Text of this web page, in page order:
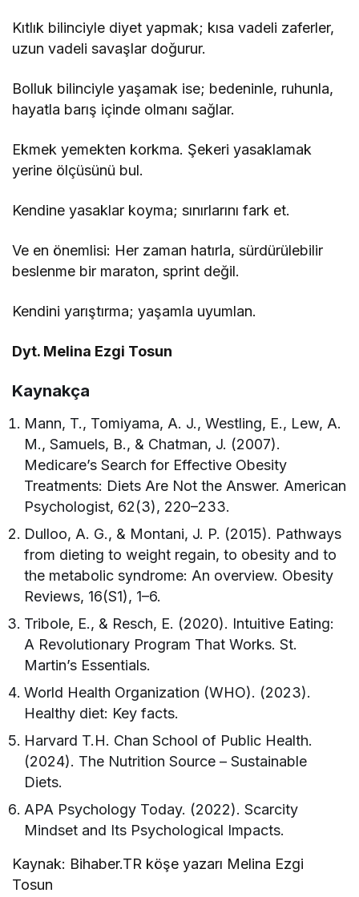
Kıtlık bilinciyle diyet yapmak; kısa vadeli zaferler,
uzun vadeli savaşlar doğurur.
Bolluk bilinciyle yaşamak ise; bedeninle, ruhunla,
hayatla barış içinde olmanı sağlar.
Ekmek yemekten korkma. Şekeri yasaklamak
yerine ölçüsünü bul.
Kendine yasaklar koyma; sınırlarını fark et.
Ve en önemlisi: Her zaman hatırla, sürdürülebilir
beslenme bir maraton, sprint değil.
Kendini yarıştırma; yaşamla uyumlan.
Dyt. Melina Ezgi Tosun
Kaynakça
Mann, T., Tomiyama, A. J., Westling, E., Lew, A.
M., Samuels, B., & Chatman, J. (2007).
Medicare’s Search for Effective Obesity
Treatments: Diets Are Not the Answer. American
Psychologist, 62(3), 220–233.
Dulloo, A. G., & Montani, J. P. (2015). Pathways
from dieting to weight regain, to obesity and to
the metabolic syndrome: An overview. Obesity
Reviews, 16(S1), 1–6.
Tribole, E., & Resch, E. (2020). Intuitive Eating:
A Revolutionary Program That Works. St.
Martin’s Essentials.
World Health Organization (WHO). (2023).
Healthy diet: Key facts.
Harvard T.H. Chan School of Public Health.
(2024). The Nutrition Source – Sustainable
Diets.
APA Psychology Today. (2022). Scarcity
Mindset and Its Psychological Impacts.
Kaynak: Bihaber.TR köşe yazarı Melina Ezgi
Tosun